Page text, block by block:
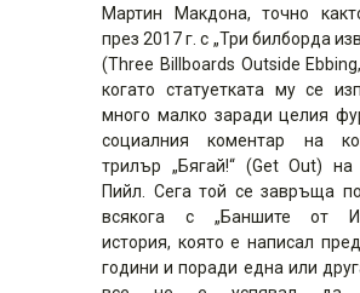
Мартин Макдона, точно
през 2017 г. с „Три билборда
(Three Billboards Outside
когато статуетката му се
много малко заради целия
социалния коментар на
трилър „Бягай!“ (Get Out)
Пийл. Сега той се завръща
всякога с „Баншите от
история, която е написал
години и поради една или